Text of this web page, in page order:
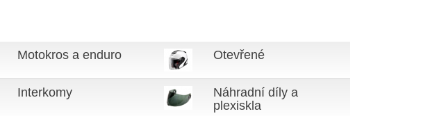
Motokros a enduro Otevřené
Interkomy
Náhradní díly a
plexiskla